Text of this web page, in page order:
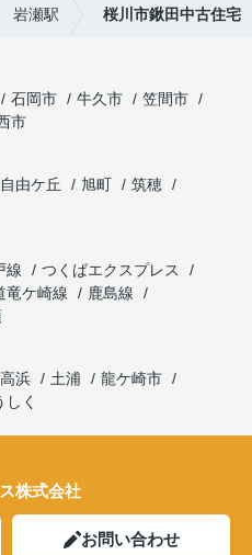
岩瀬駅 桜川市鍬田中古住宅
石岡市 牛久市
笠間市
市
自由ケ丘 旭町
筑穂
線
つくばエクスプレス
竜ケ崎線
鹿島線
高浜 土浦
龍ケ崎市
く
株式会社
お問い合わせ